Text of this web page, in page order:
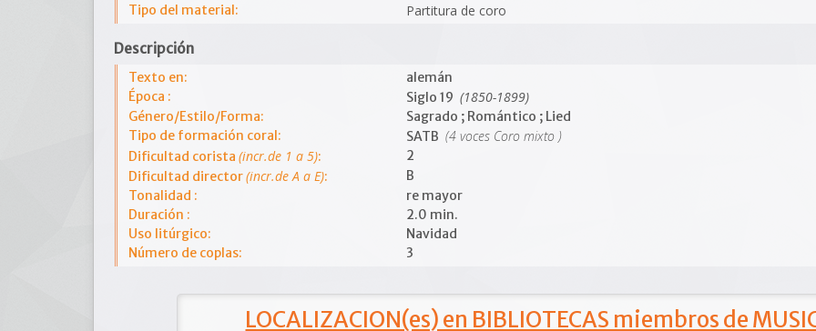
Tipo del material: Partitura de coro
Descripción
Texto en:
alemán
Época :
Siglo 19 (1850-1899)
Género/Estilo/Forma:
Sagrado ; Romántico ; Lied
Tipo de formación coral:
SATB (4 voces Coro mixto )
Dificultad corista (incr.de 1 a 5):
2
Dificultad director(incr.de A a E):
B
Tonalidad :
re mayor
Duración :
2.0 min.
Uso litúrgico:
Navidad
Número de coplas:
3
LOCALIZACION(es) en BIBLIOTECAS miembros de